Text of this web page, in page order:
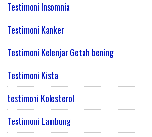
Testimoni Insomnia
Testimoni Kanker
Testimoni Kelenjar Getah bening
Testimoni Kista
testimoni Kolesterol
Testimoni Lambung